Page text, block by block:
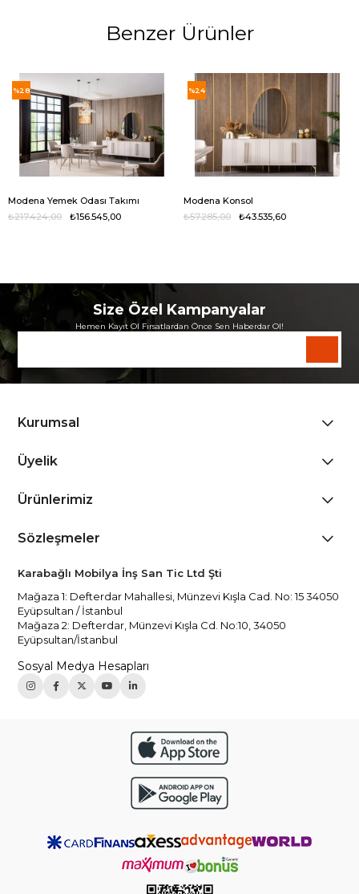
Benzer Ürünler
Modena Yemek Odası Takımı
₺156.545,00
₺217.424,00
%28
Modena Konsol
₺43.535,60
₺57.285,00
%24
Size Özel Kampanyalar
Hemen Kayıt Ol Fırsatlardan Önce Sen Haberdar Ol!
Kurumsal
Üyelik
Ürünlerimiz
Sözleşmeler
Karabağlı Mobilya İnş San Tic Ltd Şti
Mağaza 1: Defterdar Mahallesi, Münzevi Kışla Cad. No: 15 34050
Eyüpsultan / İstanbul
Mağaza 2: Defterdar, Münzevi Kışla Cd. No:10, 34050
Eyüpsultan/İstanbul
Sosyal Medya Hesapları